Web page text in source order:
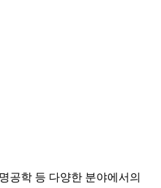
공학 등 다양한 분야에서의